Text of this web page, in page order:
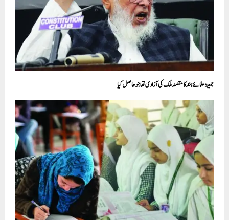
جمعیۃ علمائے ہند کا مقصد ملک کی آزادی تھا جو حاصل کیا